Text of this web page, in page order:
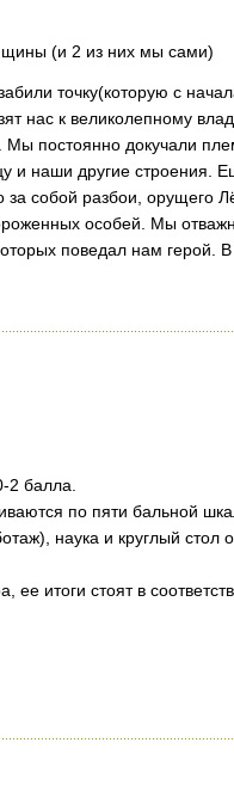
(и 2 из них мы сами)
точку(которую с
нас к великолепному
постоянно докучали
и наши другие
собой разбои,
особей. Мы
поведал нам герой.
2 балла.
по пяти бальной
наука и круглый стол
итоги стоят в